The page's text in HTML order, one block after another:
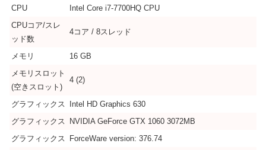
CPU
Intel Core i7-7700HQ CPU
CPUコア/スレ
ッド数
4コア / 8スレッド
メモリ
16 GB
メモリスロット
(空きスロット)
4 (2)
グラフィックス
Intel HD Graphics 630
グラフィックス
NVIDIA GeForce GTX 1060 3072MB
グラフィックス
ForceWare version: 376.74